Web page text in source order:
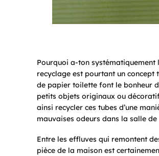
Pourquoi a-ton systématiquement
recyclage est pourtant un concept
de papier toilette font le bonheur
petits objets originaux ou
ainsi recycler ces tubes d’une
mauvaises odeurs dans la salle
Entre les effluves qui remontent
pièce de la maison est